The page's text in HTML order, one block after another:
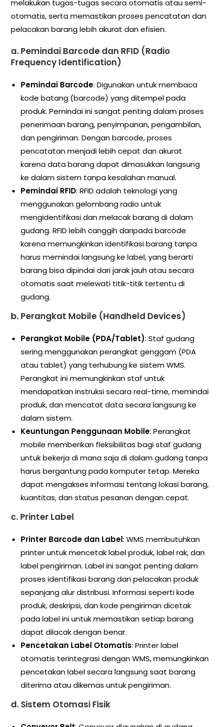
melakukan tugas-tugas secara otomatis atau semi-
otomatis, serta memastikan proses pencatatan dan
pelacakan barang lebih akurat dan efisien.
a. Pemindai Barcode dan RFID (Radio
Frequency Identification)
Pemindai Barcode: Digunakan untuk membaca
kode batang (barcode) yang ditempel pada
produk. Pemindai ini sangat penting dalam proses
penerimaan barang, penyimpanan, pengambilan,
dan pengiriman. Dengan barcode, proses
pencatatan menjadi lebih cepat dan akurat
karena data barang dapat dimasukkan langsung
ke dalam sistem tanpa kesalahan manual.
Pemindai RFID: RFID adalah teknologi yang
menggunakan gelombang radio untuk
mengidentifikasi dan melacak barang di dalam
gudang. RFID lebih canggih daripada barcode
karena memungkinkan identifikasi barang tanpa
harus memindai langsung ke label, yang berarti
barang bisa dipindai dari jarak jauh atau secara
otomatis saat melewati titik-titik tertentu di
gudang.
b. Perangkat Mobile (Handheld Devices)
Perangkat Mobile (PDA/Tablet): Staf gudang
sering menggunakan perangkat genggam (PDA
atau tablet) yang terhubung ke sistem WMS.
Perangkat ini memungkinkan staf untuk
mendapatkan instruksi secara real-time, memindai
produk, dan mencatat data secara langsung ke
dalam sistem.
Keuntungan Penggunaan Mobile: Perangkat
mobile memberikan fleksibilitas bagi staf gudang
untuk bekerja di mana saja di dalam gudang tanpa
harus bergantung pada komputer tetap. Mereka
dapat mengakses informasi tentang lokasi barang,
kuantitas, dan status pesanan dengan cepat.
c. Printer Label
Printer Barcode dan Label: WMS membutuhkan
printer untuk mencetak label produk, label rak, dan
label pengiriman. Label ini sangat penting dalam
proses identifikasi barang dan pelacakan produk
sepanjang alur distribusi. Informasi seperti kode
produk, deskripsi, dan kode pengiriman dicetak
pada label ini untuk memastikan setiap barang
dapat dilacak dengan benar.
Pencetakan Label Otomatis: Printer label
otomatis terintegrasi dengan WMS, memungkinkan
pencetakan label secara langsung saat barang
diterima atau dikemas untuk pengiriman.
d. Sistem Otomasi Fisik